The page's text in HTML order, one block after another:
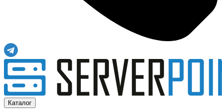
Каталог